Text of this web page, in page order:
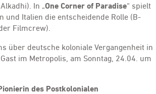
In „One Corner of Paradise“ spielt
und Italien die entscheidende Rolle (B-
Filmcrew).
über deutsche koloniale Vergangenheit in
im Metropolis, am Sonntag, 24.04. um
des Postkolonialen